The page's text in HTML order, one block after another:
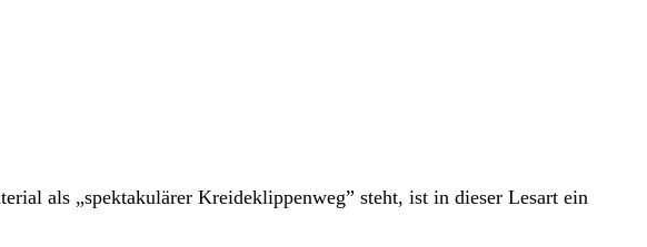
als „spektakulärer Kreideklippenweg” steht, ist in dieser Lesart ein